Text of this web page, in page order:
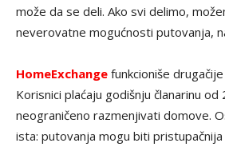
može da se deli. Ako svi delimo,
neverovatne mogućnosti putovanja,
HomeExchange funkcioniše
Korisnici plaćaju godišnju članarinu
neograničeno razmenjivati domove.
ista: putovanja mogu biti